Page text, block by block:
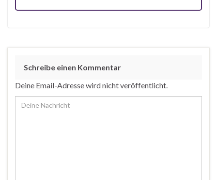
Schreibe einen Kommentar
Deine Email-Adresse wird nicht veröffentlicht.